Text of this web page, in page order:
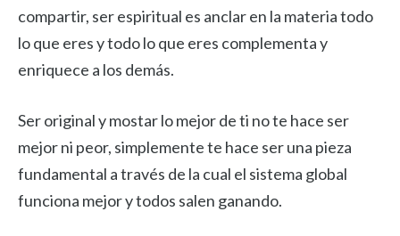
compartir, ser espiritual es anclar en la materia todo
lo que eres y todo lo que eres complementa y
enriquece a los demás.
Ser original y mostar lo mejor de ti no te hace ser
mejor ni peor, simplemente te hace ser una pieza
fundamental a través de la cual el sistema global
funciona mejor y todos salen ganando.